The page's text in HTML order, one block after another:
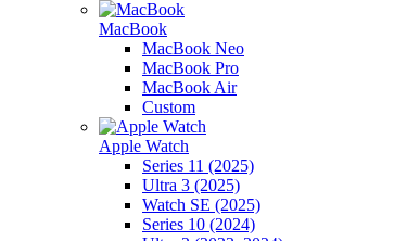
MacBook
MacBook Neo
MacBook Pro
MacBook Air
Custom
Apple Watch
Series 11 (2025)
Ultra 3 (2025)
Watch SE (2025)
Series 10 (2024)